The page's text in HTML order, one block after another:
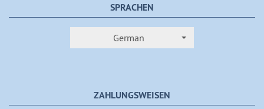
SPRACHEN
German
ZAHLUNGSWEISEN